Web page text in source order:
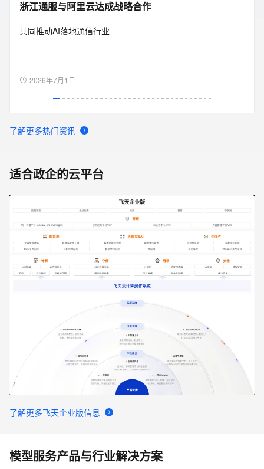
浙江通服与阿里云达成战略合作
共同推动AI落地通信行业
2026年7月1日
了解更多热门资讯
适合政企的云平台
了解更多飞天企业版信息
模型服务产品与行业解决方案